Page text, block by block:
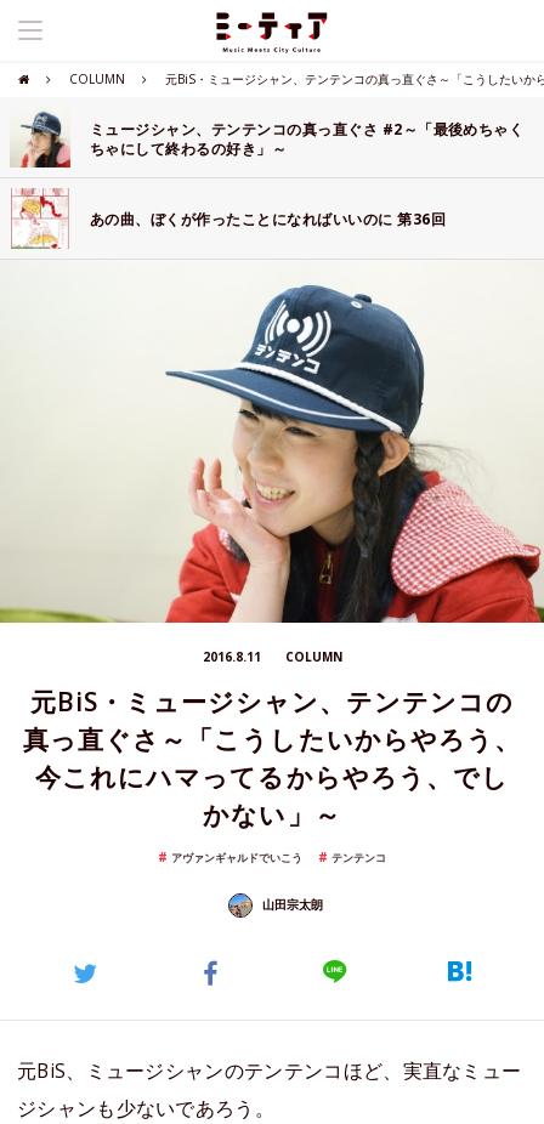
COLUMN 元BiS・ミュージシャン、テンテンコの真っ直ぐさ～「こうしたい
ミュージシャン、テンテンコの真っ直ぐさ #2～「最後めちゃく
ちゃにして終わるの好き」～
あの曲、ぼくが作ったことになればいいのに 第36回
2016.8.11 COLUMN
元BiS・ミュージシャン、テンテンコの
真っ直ぐさ～「こうしたいからやろう、
今これにハマってるからやろう、でし
かない」～
アヴァンギャルドでいこう テンテンコ
山田宗太朗
元BiS、ミュージシャンのテンテンコほど、実直なミュー
ジシャンも少ないであろう。